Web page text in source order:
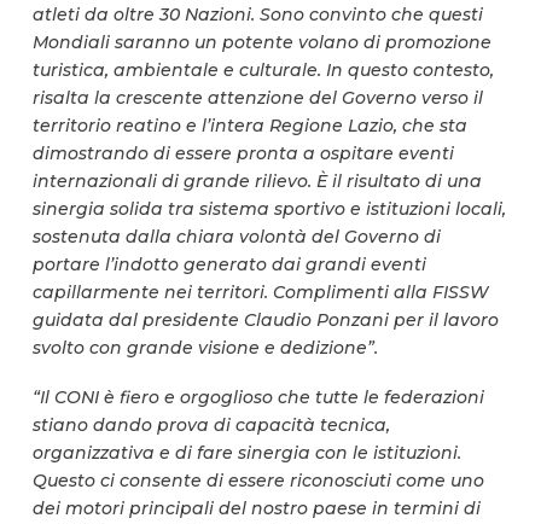
atleti da oltre 30 Nazioni. Sono convinto che questi
Mondiali saranno un potente volano di promozione
turistica, ambientale e culturale. In questo contesto,
risalta la crescente attenzione del Governo verso il
territorio reatino e l’intera Regione Lazio, che sta
dimostrando di essere pronta a ospitare eventi
internazionali di grande rilievo. È il risultato di una
sinergia solida tra sistema sportivo e istituzioni locali,
sostenuta dalla chiara volontà del Governo di
portare l’indotto generato dai grandi eventi
capillarmente nei territori. Complimenti alla FISSW
guidata dal presidente Claudio Ponzani per il lavoro
svolto con grande visione e dedizione”.
“Il CONI è fiero e orgoglioso che tutte le federazioni
stiano dando prova di capacità tecnica,
organizzativa e di fare sinergia con le istituzioni.
Questo ci consente di essere riconosciuti come uno
dei motori principali del nostro paese in termini di